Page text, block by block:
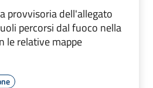
provvisoria dell'allegato
percorsi dal fuoco nella
le relative mappe